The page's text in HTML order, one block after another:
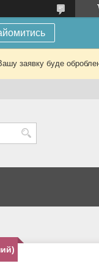
заявку буде